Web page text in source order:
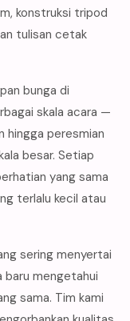
konstruksi tripod
tulisan cetak
bunga di
skala acara —
hingga peresmian
besar. Setiap
yang sama
terlalu kecil atau
sering menyertai
baru mengetahui
sama. Tim kami